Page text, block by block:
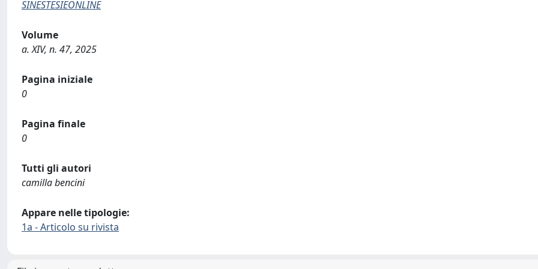
SINESTESIEONLINE
Volume
a. XIV, n. 47, 2025
Pagina iniziale
0
Pagina finale
0
Tutti gli autori
camilla bencini
Appare nelle tipologie:
1a - Articolo su rivista